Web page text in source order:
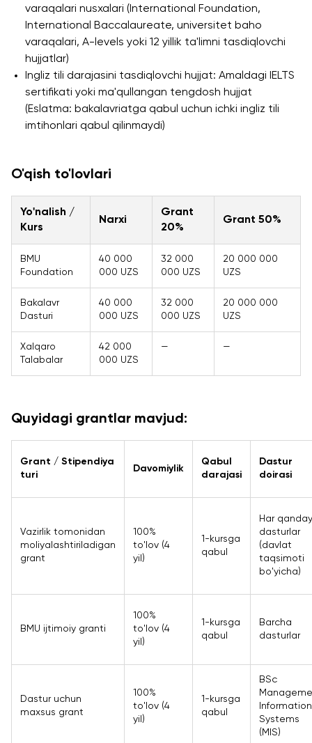
varaqalari nusxalari (International Foundation,
International Baccalaureate, universitet baho
varaqalari, A-levels yoki 12 yillik ta'limni tasdiqlovchi
hujjatlar)
Ingliz tili darajasini tasdiqlovchi hujjat: Amaldagi IELTS
sertifikati yoki ma'qullangan tengdosh hujjat
(Eslatma: bakalavriatga qabul uchun ichki ingliz tili
imtihonlari qabul qilinmaydi)
O'qish to'lovlari
Yo'nalish /
Kurs
Narxi
Grant
20%
Grant 50%
BMU
Foundation
40 000
000 UZS
32 000
000 UZS
20 000 000
UZS
Bakalavr
Dasturi
40 000
000 UZS
32 000
000 UZS
20 000 000
UZS
Xalqaro
Talabalar
42 000
000 UZS
— —
Quyidagi grantlar mavjud:
Grant / Stipendiya
turi
Davomiylik
Qabul
darajasi
Dastur
doirasi
Vazirlik tomonidan
moliyalashtiriladigan
grant
100%
to'lov (4
yil)
1-kursga
qabul
Har qanday
dasturlar
(davlat
taqsimoti
bo'yicha)
BMU ijtimoiy granti
100%
to'lov (4
yil)
1-kursga
qabul
Barcha
dasturlar
Dastur uchun
maxsus grant
100%
to'lov (4
yil)
1-kursga
qabul
BSc
Information
Systems
(MIS)